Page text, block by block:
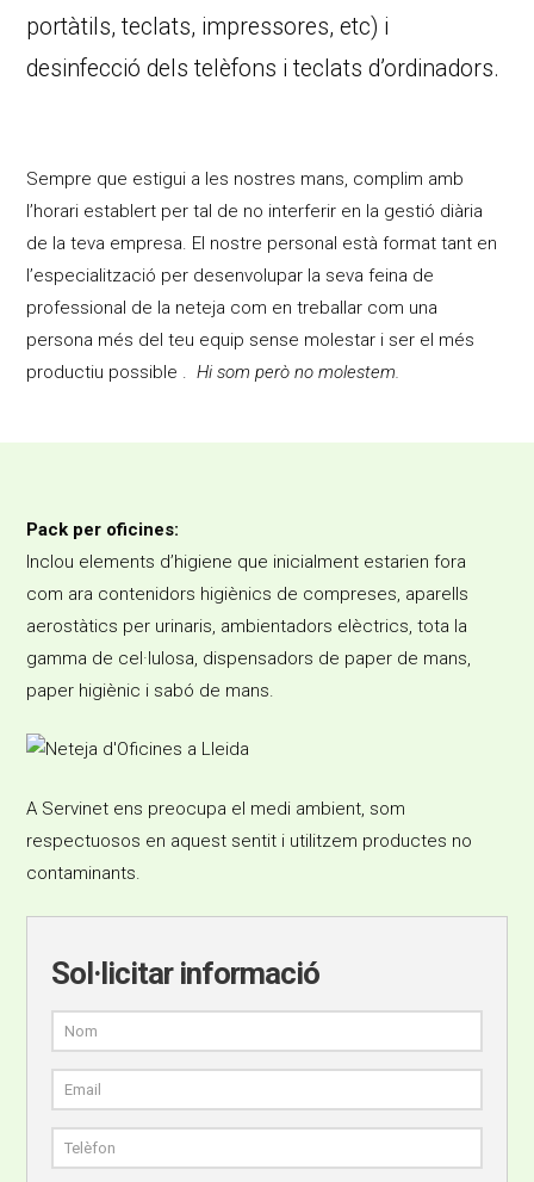
portàtils, teclats, impressores, etc) i
desinfecció dels telèfons i teclats d’ordinadors.
Sempre que estigui a les nostres mans, complim amb
l’horari establert per tal de no interferir en la gestió diària
de la teva empresa. El nostre personal està format tant en
l’especialització per desenvolupar la seva feina de
professional de la neteja com en treballar com una
persona més del teu equip sense molestar i ser el més
productiu possible .Hi som però no molestem.
Pack per oficines:
Inclou elements d’higiene que inicialment estarien fora
com ara contenidors higiènics de compreses, aparells
aerostàtics per urinaris, ambientadors elèctrics, tota la
gamma de cel·lulosa, dispensadors de paper de mans,
paper higiènic i sabó de mans.
A Servinet ens preocupa el medi ambient, som
respectuosos en aquest sentit i utilitzem productes no
contaminants.
Sol·licitar informació